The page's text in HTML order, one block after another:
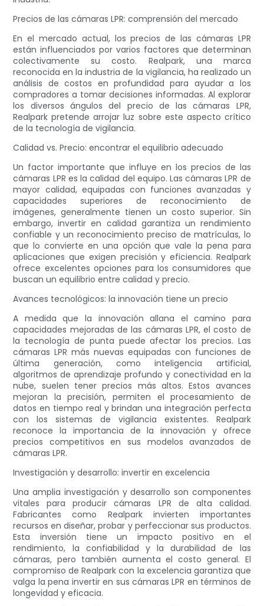
Precios de las cámaras LPR: comprensión del mercado
En el mercado actual, los precios de las cámaras LPR
están influenciados por varios factores que determinan
colectivamente su costo. Realpark, una marca
reconocida en la industria de la vigilancia, ha realizado un
análisis de costos en profundidad para ayudar a los
compradores a tomar decisiones informadas. Al explorar
los diversos ángulos del precio de las cámaras LPR,
Realpark pretende arrojar luz sobre este aspecto crítico
de la tecnología de vigilancia.
Calidad vs. Precio: encontrar el equilibrio adecuado
Un factor importante que influye en los precios de las
cámaras LPR es la calidad del equipo. Las cámaras LPR de
mayor calidad, equipadas con funciones avanzadas y
capacidades superiores de reconocimiento de
imágenes, generalmente tienen un costo superior. Sin
embargo, invertir en calidad garantiza un rendimiento
confiable y un reconocimiento preciso de matrículas, lo
que lo convierte en una opción que vale la pena para
aplicaciones que exigen precisión y eficiencia. Realpark
ofrece excelentes opciones para los consumidores que
buscan un equilibrio entre calidad y precio.
Avances tecnológicos: la innovación tiene un precio
A medida que la innovación allana el camino para
capacidades mejoradas de las cámaras LPR, el costo de
la tecnología de punta puede afectar los precios. Las
cámaras LPR más nuevas equipadas con funciones de
última generación, como inteligencia artificial,
algoritmos de aprendizaje profundo y conectividad en la
nube, suelen tener precios más altos. Estos avances
mejoran la precisión, permiten el procesamiento de
datos en tiempo real y brindan una integración perfecta
con los sistemas de vigilancia existentes. Realpark
reconoce la importancia de la innovación y ofrece
precios competitivos en sus modelos avanzados de
cámaras LPR.
Investigación y desarrollo: invertir en excelencia
Una amplia investigación y desarrollo son componentes
vitales para producir cámaras LPR de alta calidad.
Fabricantes como Realpark invierten importantes
recursos en diseñar, probar y perfeccionar sus productos.
Esta inversión tiene un impacto positivo en el
rendimiento, la confiabilidad y la durabilidad de las
cámaras, pero también aumenta el costo general. El
compromiso de Realpark con la excelencia garantiza que
valga la pena invertir en sus cámaras LPR en términos de
longevidad y eficacia.